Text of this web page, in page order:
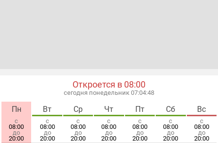
Откроется в 08:00
сегодня понедельник 07:04:49
Пн
с
08:00
до
20:00
Вт
с
08:00
до
20:00
Ср
с
08:00
до
20:00
Чт
с
08:00
до
20:00
Пт
с
08:00
до
20:00
Сб
с
08:00
до
20:00
Вс
с
08:00
до
20:00